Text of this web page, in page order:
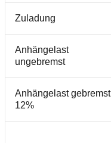
Zuladung
Anhängelast
ungebremst
Anhängelast gebremst
12%